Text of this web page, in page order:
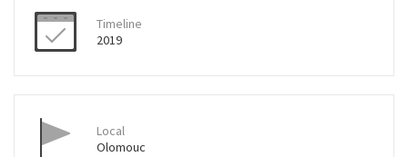
Timeline
2019
Local
Olomouc